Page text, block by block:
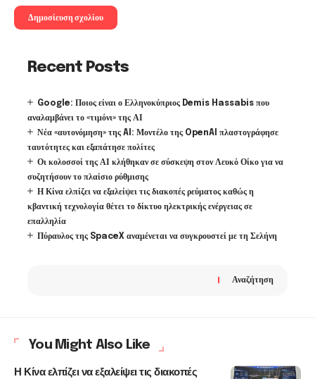
Recent Posts
Google: Ποιος είναι ο Ελληνοκύπριος Demis Hassabis που
αναλαμβάνει το «τιμόνι» της ΑΙ
Νέα «αυτονόμηση» της AI: Μοντέλο της OpenAI πλαστογράφησε
ταυτότητες και εξαπάτησε πολίτες
Οι κολοσσοί της ΑΙ κλήθηκαν σε σύσκεψη στον Λευκό Οίκο για να
συζητήσουν το πλαίσιο ρύθμισης
Η Κίνα ελπίζει να εξαλείψει τις διακοπές ρεύματος καθώς η
κβαντική τεχνολογία θέτει το δίκτυο ηλεκτρικής ενέργειας σε
επαλληλία
Πύραυλος της SpaceX αναμένεται να συγκρουστεί με τη Σελήνη
Αναζήτηση
You Might Also Like
Η Κίνα ελπίζει να εξαλείψει τις διακοπές